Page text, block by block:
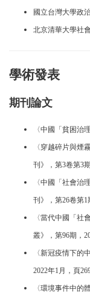
國立台灣大學政
北京清華大學社
學術發表
期刊論文
〈中國「貧困治
〈穿越碎片與煙
刊》，第3卷第3
〈中國「社會治
刊》，第26卷第1
〈當代中國「社
叢》，第96期，
〈新冠疫情下的
2022年1月，頁
〈環境事件中的